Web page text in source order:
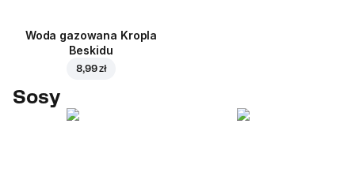
Woda gazowana Kropla
Beskidu
8,99 zł
Sosy